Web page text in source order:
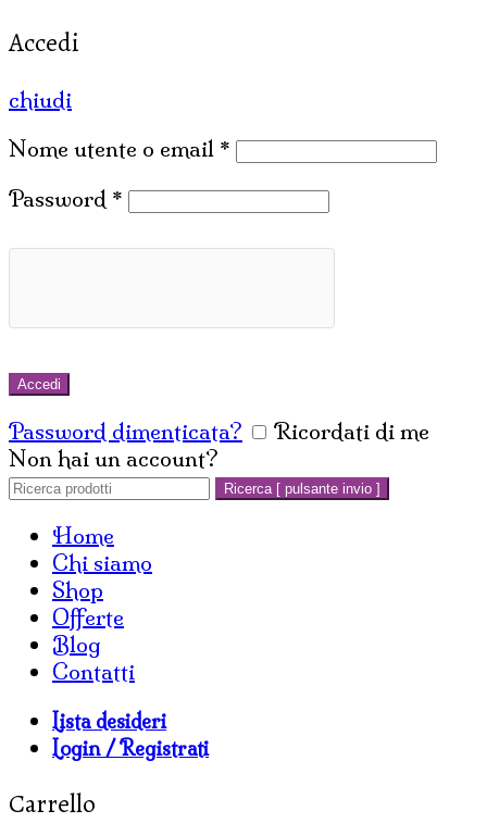
Accedi
chiudi
Nome utente o email *
Password *
Accedi
Password dimenticata?
Ricordati di me
Non hai un account?
Cerca:
Ricerca [ pulsante invio ]
Home
Chi siamo
Shop
Offerte
Blog
Contatti
Lista desideri
Login / Registrati
Carrello